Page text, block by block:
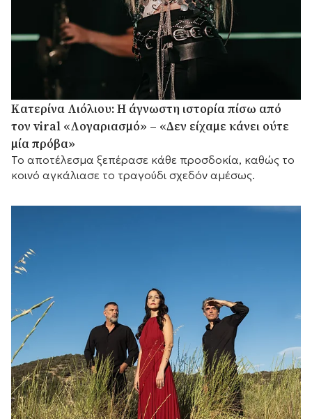
Κατερίνα Λιόλιου: Η άγνωστη ιστορία πίσω από
τον viral «Λογαριασμό» – «Δεν είχαμε κάνει ούτε
μία πρόβα»
Το αποτέλεσμα ξεπέρασε κάθε προσδοκία, καθώς το
κοινό αγκάλιασε το τραγούδι σχεδόν αμέσως.